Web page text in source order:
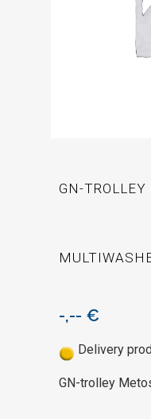
GN-TROLLEY
-,-- €
Delivery
GN-trolley